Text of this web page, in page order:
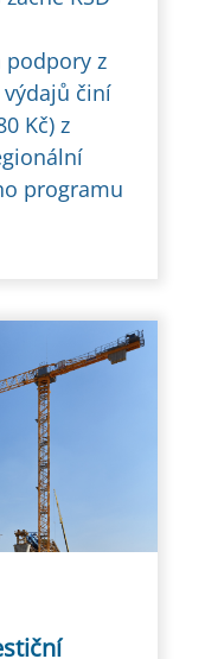
podpory z
činí
Kč) z
programu